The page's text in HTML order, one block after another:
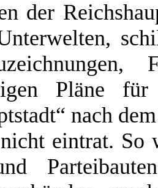
der
Pläne
nach
eintrat. So